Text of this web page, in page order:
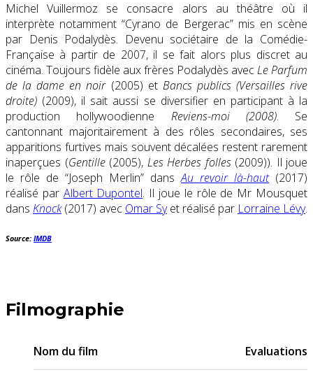
Michel Vuillermoz se consacre alors au théâtre où il
interprète notamment “Cyrano de Bergerac” mis en scène
par Denis Podalydès. Devenu sociétaire de la Comédie-
Française à partir de 2007, il se fait alors plus discret au
cinéma. Toujours fidèle aux frères Podalydès avecLe Parfum
de la dame en noir(2005) et Bancs publics (Versailles rive
droite) (2009), il sait aussi se diversifier en participant à la
production hollywoodienne Reviens-moi (2008). Se
cantonnant majoritairement à des rôles secondaires, ses
apparitions furtives mais souvent décalées restent rarement
inaperçues (Gentille(2005), Les Herbes folles(2009)). Il joue
le rôle de “Joseph Merlin” dansAu revoir là-haut(2017)
réalisé par Albert Dupontel. Il joue le rôle de Mr Mousquet
dans Knock(2017) avec Omar Syet réalisé par Lorraine Lévy.
Source: IMDB
Filmographie
Nom du film Evaluations